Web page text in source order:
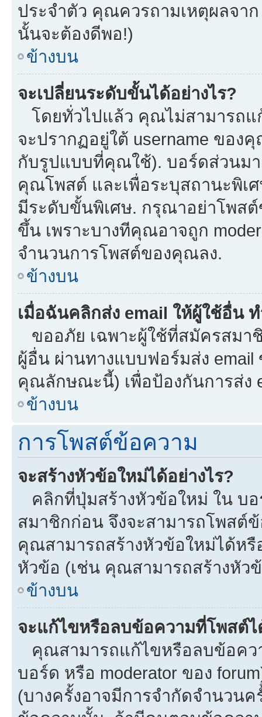
ประจำตัว คุณควรถามเหตุผลจาก
นั้นจะต้องดีพอ!)
ข้างบน
จะเปลี่ยนระดับขั้นได้อย่างไร?
โดยทั่วไปแล้ว คุณไม่สามารถ
จะปรากฏอยู่ใต้ username ขอ
กับรูปแบบที่คุณใช้). บอร์ดส่วนม
คุณโพสต์ และเพื่อระบุสถานะพิเศ
มีระดับขั้นพิเศษ. กรุณาอย่าโพส
ขึ้น เพราะบางทีคุณอาจถูก
จำนวนการโพสต์ของคุณลง.
ข้างบน
เมื่อฉันคลิกส่ง email ให้ผู้ใช้อื่น
ขออภัย เฉพาะผู้ใช้ที่สมัครสมา
ผู้อื่น ผ่านทางแบบฟอร์มส่ง
คุณลักษณะนี้) เพื่อป้องกันการส่ง
ข้างบน
การโพสต์ข้อความ
จะสร้างหัวข้อใหม่ได้อย่างไร?
คลิกที่ปุ่มสร้างหัวข้อใหม่ ใน บ
สมาชิกก่อน จึงจะสามารถโพสต์
คุณสามารถสร้างหัวข้อใหม่ได้ห
หัวข้อ (เช่น คุณสามารถสร้างหั
ข้างบน
จะแก้ไขหรือลบข้อความที่โพสต์ไ
คุณสามารถแก้ไขหรือลบข้อคว
บอร์ด หรือ moderator ของ
(บางครั้งอาจมีการจำกัดจำนวน